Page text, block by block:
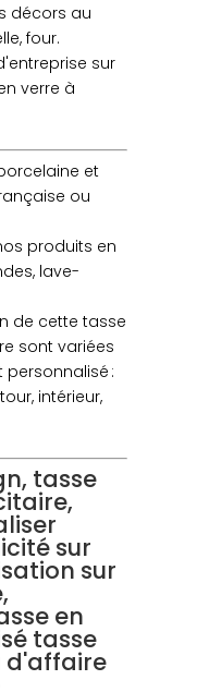
décors au
four.
sur
verre à
et
ou
produits en
lave-
de cette tasse
sont variées
personnalisé :
intérieur,
tasse
sur
sur
en
tasse
d'affaire